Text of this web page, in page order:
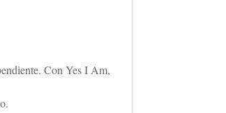
Con Yes I Am,